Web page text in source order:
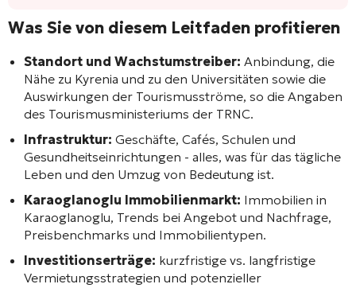
Was Sie von diesem Leitfaden profitieren
Standort und Wachstumstreiber: Anbindung, die
Nähe zu Kyrenia und zu den Universitäten sowie die
Auswirkungen der Tourismusströme, so die Angaben
des Tourismusministeriums der TRNC.
Infrastruktur: Geschäfte, Cafés, Schulen und
Gesundheitseinrichtungen - alles, was für das tägliche
Leben und den Umzug von Bedeutung ist.
Karaoglanoglu Immobilienmarkt: Immobilien in
Karaoglanoglu, Trends bei Angebot und Nachfrage,
Preisbenchmarks und Immobilientypen.
Investitionserträge: kurzfristige vs. langfristige
Vermietungsstrategien und potenzieller